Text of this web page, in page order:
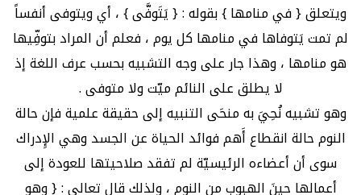
ويتعلق { في منامها } بقوله : { يَتَوفَّى } ، أي ويتوفى أنفساً
لم تمت يَتوفاها في منامها كل يوم ، فعلم أن المراد بتوفِّيها
هو منامها ، وهذا جار على وجه التشبيه بحسب عرف اللغة إذ
لا يطلق على النائم ميّت ولا متوفى .
وهو تشبيه نُحِيَ به منحَى التنبيه إلى حقيقة علمية فإن حالة
النوم حالة انقطاع أَهم فوائد الحياة عن الجسد وهي الإِدراك
سوى أن أعضاءه الرئيسيّة لم تفقد صلاحيتها للعودة إلى
أعمالها حينَ الهبوب من النوم ، ولذلك قال تعالى : { وهو